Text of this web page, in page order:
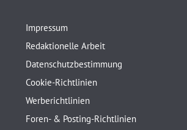
Impressum
Redaktionelle Arbeit
Datenschutzbestimmung
Cookie-Richtlinien
Werberichtlinien
Foren- & Posting-Richtlinien